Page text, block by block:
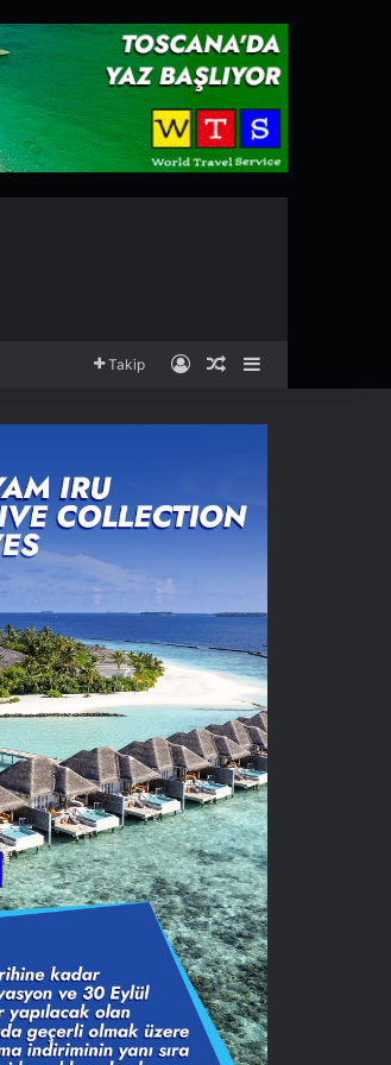
Takip Kayıt OlRastgele Makale
Kenar Bölmesi